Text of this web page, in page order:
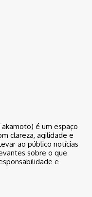
é um espaço
clareza, agilidade e
ao público notícias
sobre o que
e